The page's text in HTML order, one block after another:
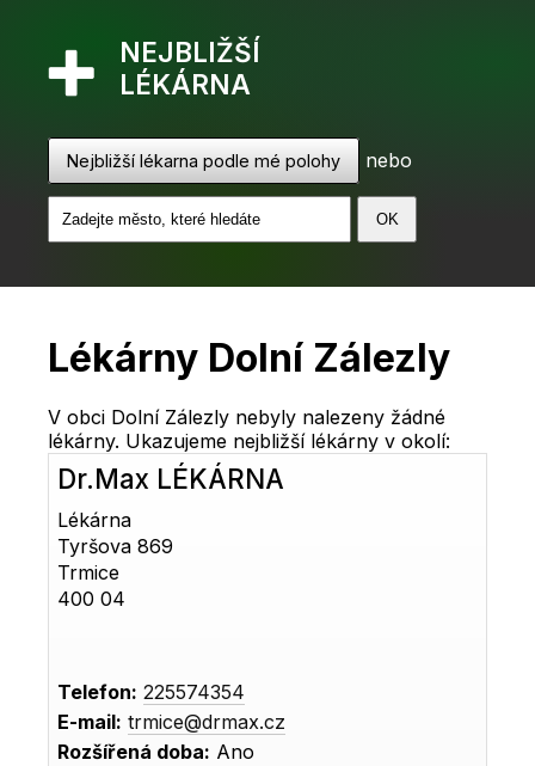
NEJBLIŽŠÍ
LÉKÁRNA
Nejbližší lékarna podle mé polohy nebo
Lékárny Dolní Zálezly
V obci Dolní Zálezly nebyly nalezeny žádné
lékárny. Ukazujeme nejbližší lékárny v okolí:
Dr.Max LÉKÁRNA
Lékárna
Tyršova 869
Trmice
400 04
Telefon: 225574354
E-mail: trmice@drmax.cz
Rozšířená doba: Ano